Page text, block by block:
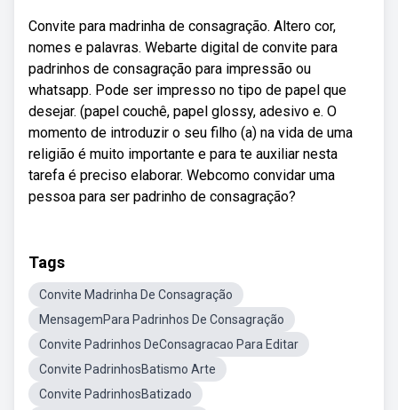
Convite para madrinha de consagração. Altero cor,
nomes e palavras. Webarte digital de convite para
padrinhos de consagração para impressão ou
whatsapp. Pode ser impresso no tipo de papel que
desejar. (papel couchê, papel glossy, adesivo e. O
momento de introduzir o seu filho (a) na vida de uma
religião é muito importante e para te auxiliar nesta
tarefa é preciso elaborar. Webcomo convidar uma
pessoa para ser padrinho de consagração?
Tags
Convite Madrinha De Consagração
MensagemPara Padrinhos De Consagração
Convite Padrinhos DeConsagracao Para Editar
Convite PadrinhosBatismo Arte
Convite PadrinhosBatizado